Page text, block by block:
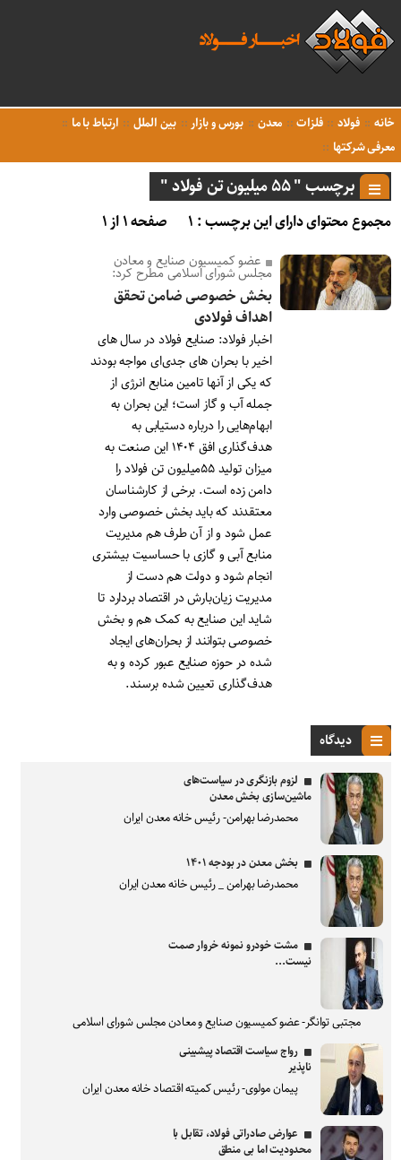
خانه فولاد فلزات معدن بورس و بازار بین الملل
ارتباط با ما
معرفی شرکتها
برچسب " ۵۵ میلیون تن فولاد "
مجموع محتوای دارای این برچسب : ۱ صفحه ۱ از ۱
عضو کمیسیون صنایع و معادن
مجلس شورای اسلامی مطرح کرد‌:
بخش خصوصی ضامن تحقق
اهداف فولادی
اخبار فولاد: صنایع فولاد در سال های
اخیر با بحران های جدی‌ای مواجه بودند
که یکی از آنها تامین منابع انرژی از
جمله آب و گاز است؛ این بحران به
ابهام‌هایی را درباره دستیابی به
هدف‌گذاری افق ۱۴۰۴ این صنعت به
میزان تولید ۵۵میلیون تن فولاد را
دامن زده است. برخی از کارشناسان
معتقدند که باید بخش خصوصی وارد
عمل شود و از آن طرف هم مدیریت
منابع آبی و گازی با حساسیت بیشتری
انجام شود و دولت هم دست از
مدیریت زیان‌بارش در اقتصاد بردارد تا
شاید این صنایع به کمک هم و بخش
خصوصی بتوانند از بحران‌های ایجاد
شده در حوزه صنایع عبور کرده و به
هدف‌گذاری تعیین شده برسند.
دیدگاه
لزوم بازنگری در سیاست‌های
ماشین‌سازی بخش معدن
محمدرضا بهرامن- رئیس خانه معدن ایران
بخش معدن در بودجه ۱۴۰۱
محمدرضا بهرامن _ رئیس خانه معدن ایران
مشت خودرو نمونه خروار صمت
نیست...
مجتبی توانگر- عضو کمیسیون صنایع و معادن مجلس شورای اسلامی
رواج سیاست اقتصاد پیشبینی
ناپذیر
پیمان مولوی- رئیس کمیته اقتصاد خانه معدن ایران
عوارض صادراتی فولاد، تقابل با
محدودیت اما بی منطق